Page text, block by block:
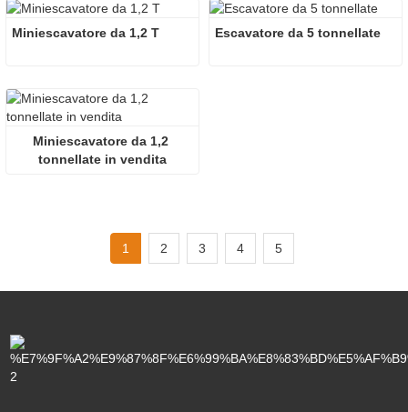
Miniescavatore da 1,2 T Escavatore da 5 tonnellate
Miniescavatore da 1,2
tonnellate in vendita
1 2 3 4 5